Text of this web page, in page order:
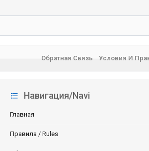
Навигация/Navi
Главная
Правила / Rules
Обратная Связь Условия И